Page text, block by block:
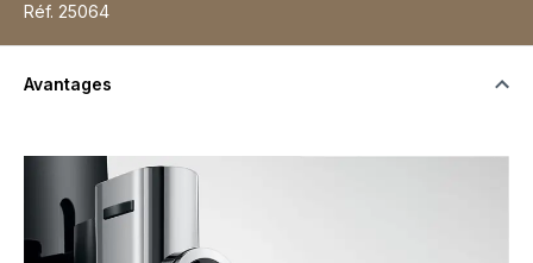
Réf. 25064
Avantages